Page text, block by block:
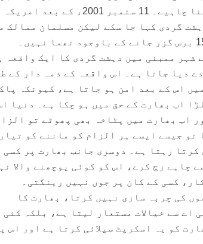
’’سٹراٹ فار‘‘ کا یہ تجزیہ ہمیشہ سامنے رہنا چاہیے۔ 11 ستمبر 2001ء
گردی کہا جا سکے لیکن مسلمان ممالک
2008ء میں بھارت کے شہر ممبئی میں دہشت گردی کا ایک
کی جانب سے اس کا 9/11 قرار دے دیا جاتا ہے۔ اس واقعہ کے ذمہ دار کے
اس کے بعد امن ہو جاتا ہے، کیونکہ
اب بھارت کے حق میں ہو چکا ہے۔ دنیا
اب بھارت میں پٹاخہ بھی پھوٹے تو
جیسے ایسے ہر الزام کو ماننے کو تیار
رہتا ہے۔ دوسری جانب بھارت پر کسی
چاہے زچ کرے، اس کو کوئی پوچھنے والا
کسی کے کان پر جوں نہیں رینگتی۔
کی چربہ سازی نہیں کرتا، بھارت کا
سے خیالات مستعار لیتا ہے، بلکہ کئی
کو یہ اسکرپٹ سپلائی کرتا ہے اور اس